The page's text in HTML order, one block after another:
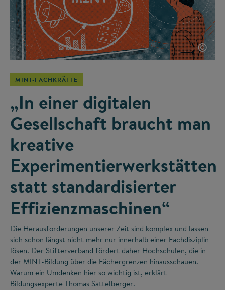
©
MINT-FACHKRÄFTE
„In einer digitalen
Gesellschaft braucht man
kreative
Experimentierwerkstätten
statt standardisierter
Effizienzmaschinen“
Die Herausforderungen unserer Zeit sind komplex und lassen
sich schon längst nicht mehr nur innerhalb einer Fachdisziplin
lösen. Der Stifterverband fördert daher Hochschulen, die in
der MINT-Bildung über die Fächergrenzen hinausschauen.
Warum ein Umdenken hier so wichtig ist, erklärt
Bildungsexperte Thomas Sattelberger.